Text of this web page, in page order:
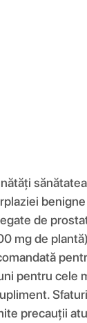
de
mg de
pentru
precauții